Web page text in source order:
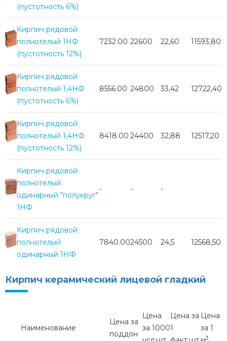
(пустотность 6%)
Кирпич рядовой
полнотелый 1НФ
(пустотность 12%)
7232.00 22600 22,60 11593,80
Кирпич рядовой
полнотелый 1,4НФ
(пустотность 6%)
8556.00 24800 33,42 12722,40
Кирпич рядовой
полнотелый 1,4НФ
(пустотность 12%)
8418.00 24400 32,88 12517,20
Кирпич рядовой
полнотелый
одинарный "полукруг"
1НФ
- - -
Кирпич рядовой
полнотелый
одинарный 1НФ
7840.0024500 24,5 12568,50
Кирпич керамический лицевой гладкий
Наименование
Цена за
поддон
Цена
за 1000
Цена за
1
Цена
за 1
3